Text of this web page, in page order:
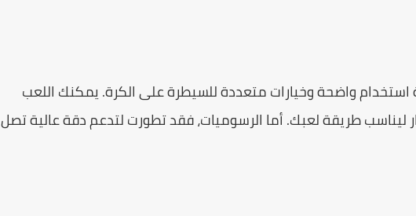
استخدام واضحة وخيارات متعددة للسيطرة على الكرة. يمكنك اللعب
ليناسب طريقة لعبك. أما الرسوميات، فقد تطورت لتدعم دقة عالية تصل